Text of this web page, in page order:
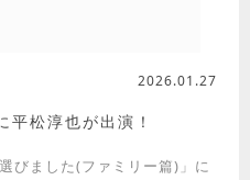
平松淳也が出演！
2026.01.27
びました(ファミリー篇)」に